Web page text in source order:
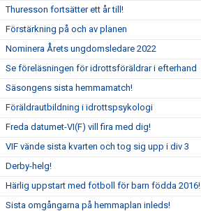
Thuresson fortsätter ett år till!
Förstärkning på och av planen
Nominera Årets ungdomsledare 2022
Se föreläsningen för idrottsföräldrar i efterhand
Säsongens sista hemmamatch!
Föräldrautbildning i idrottspsykologi
Freda datumet-VI(F) vill fira med dig!
VIF vände sista kvarten och tog sig upp i div 3
Derby-helg!
Härlig uppstart med fotboll för barn födda 2016!
Sista omgångarna på hemmaplan inleds!